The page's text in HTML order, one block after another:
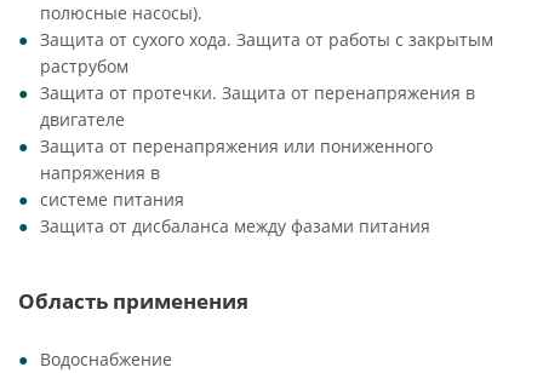
полюсные насосы).
Защита от сухого хода. Защита от работы с закрытым
раструбом
Защита от протечки. Защита от перенапряжения в
двигателе
Защита от перенапряжения или пониженного
напряжения в
системе питания
Защита от дисбаланса между фазами питания
Область применения
Водоснабжение